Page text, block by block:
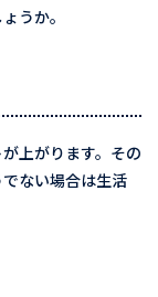
うか。
上がります。その
ない場合は生活